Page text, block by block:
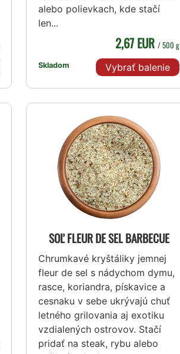
alebo polievkach, kde stačí
len...
Skladom
2,67 EUR / 500 g
Vybrať balenie
SOĽ FLEUR DE SEL BARBECUE
Chrumkavé kryštáliky jemnej
fleur de sel s nádychom dymu,
rasce, koriandra, pískavice a
cesnaku v sebe ukrývajú chuť
letného grilovania aj exotiku
vzdialených ostrovov. Stačí
pridať na steak, rybu alebo